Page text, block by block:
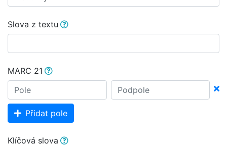
Slova z textu
MARC 21
Přidat pole
Klíčová slova